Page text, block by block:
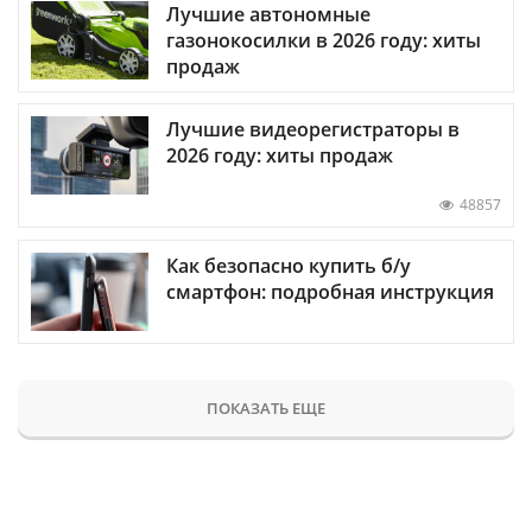
Лучшие автономные
газонокосилки в 2026 году: хиты
продаж
Лучшие видеорегистраторы в
2026 году: хиты продаж
48857
Как безопасно купить б/у
смартфон: подробная инструкция
ПОКАЗАТЬ ЕЩЕ